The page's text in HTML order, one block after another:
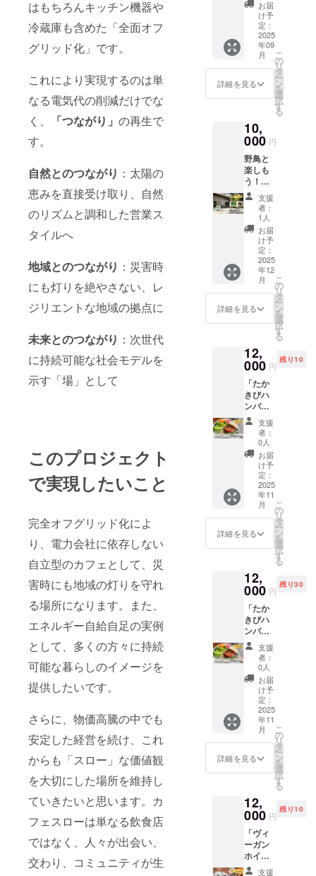
はもちろんキッチン機器や
冷蔵庫も含めた「全面オフ
グリッド化」です。
これにより実現するのは単
なる電気代の削減だけでな
く、
「つながり」 の再生で
す。
自然とのつながり ：太陽の
恵みを直接受け取り、自然
のリズムと調和した営業ス
タイルへ
地域とのつながり ：災害時
にも灯りを絶やさない、レ
ジリエントな地域の拠点に
未来とのつながり ：次世代
に持続可能な社会モデルを
示す「場」として
このプロジェクト
で実現したいこと
完全オフグリッド化によ
り、電力会社に依存しない
自立型のカフェとして、災
害時にも地域の灯りを守れ
る場所になります。また、
エネルギー自給自足の実例
として、多くの方々に持続
可能な暮らしのイメージを
提供したいです。
さらに、物価高騰の中でも
安定した経営を続け、これ
からも「スロー」な価値観
を大切にした場所を維持し
ていきたいと思います。カ
フェスローは単なる飲食店
ではなく、人々が出会い、
交わり、コミュニティが生
ティッ
クな
「もの
の見
方」
を、思
チャー
ト化さ
しなが
ら綴ら
れてい
く素晴
らしい
本で
す。 書
籍と共
に、有
機栽培
のド
リップ
パック
コー
ヒー（3
お届け
しま
意書き
をご確
認くだ
さい。
コーラ
シロッ
プ 内
容量：
250ml
賞味
期限：
製造よ
原材料
等の食
はお届
け商品
のラベ
ルに表
記され
ます。
商品開
封前に
お届け
のリ
ターン
に貼付
された
ラベル
くださ
い。
間 チ
ケット
は郵送
にてお
届けし
ます。
お届
け予
定：
2025
年09
月
詳細を見る
こ
の
リ
タ
ー
ン
を
選
択
す
る
10,
000 円
野鳥と
楽しも
う！巣
箱を作
ろう！
オアシ
スがで
きれば
やって
くるの
は鳥や
生きも
のた
ち。私
たちの
んな鳥
がやっ
てくる
かな？
(講習
代、材
料費、
パタパ
タシ
ジュウ
カラの
お土産
子参加
は1リ
ターン2
名ま
使った
軽作業
ます。
未就学
児は保
護者同
伴でご
参加く
ださ
い。 ・
開催予
定日：
2025年
11月
（土
日）、
日） 開
催予定
・場
所：カ
フェス
ロー2階
ワーク
支援
者：
1人
お届
け予
定：
2025
年12
月
詳細を見る
こ
の
リ
タ
ー
ン
を
選
択
す
る
12,
000 円
残り10
「たか
きびハ
ンバー
グ」お
料理教
室 参加
券 食材
費込
み）1ド
リンク
付き ・
日時：
2025年
11月10
日(月)日
場所：
カフェ
スロー
店内 ※
支援者
様の交
通費は
各自で
ご負担
くださ
い。 詳
細は
メール
でご連
絡しま
す。
支援
者：
0人
お届
け予
定：
2025
年11
月
詳細を見る
こ
の
リ
タ
ー
ン
を
選
択
す
る
12,
000 円
残り30
「たか
きびハ
ンバー
グ」お
料理教
室 オン
ライン
参加券
（事前
に一部
食材
キット
をお送
りしま
す） ・
11月10
日(月)
日中 開
催予定
※ZOOM
を利用
して実
支援
者：
0人
お届
け予
定：
2025
年11
月
詳細を見る
こ
の
リ
タ
ー
ン
を
選
択
す
る
12,
000 円
残り10
「ヴィ
ーガン
ホイッ
プク支援